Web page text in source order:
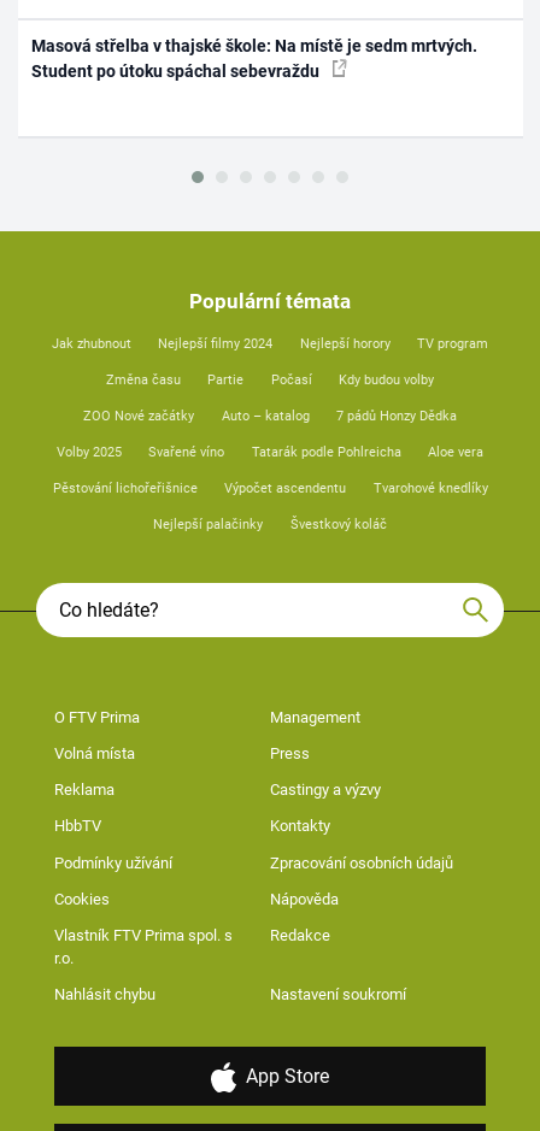
Masová střelba v thajské škole: Na místě je sedm mrtvých.
Student po útoku spáchal sebevraždu
Populární témata
Jak zhubnout Nejlepší filmy 2024 Nejlepší horory TV program
Změna času Partie Počasí Kdy budou volby
ZOO Nové začátky Auto – katalog 7 pádů Honzy Dědka
Volby 2025 Svařené víno Tatarák podle Pohlreicha Aloe vera
Pěstování lichořeřišnice Výpočet ascendentu Tvarohové knedlíky
Nejlepší palačinky Švestkový koláč
O FTV Prima Management
Volná místa Press
Reklama Castingy a výzvy
HbbTV Kontakty
Podmínky užívání Zpracování osobních údajů
Cookies Nápověda
Vlastník FTV Prima spol. s
r.o.
Redakce
Nahlásit chybu Nastavení soukromí
App Store